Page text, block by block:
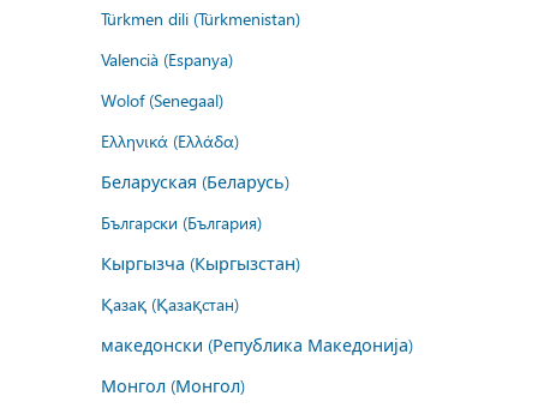
Türkmen dili (Türkmenistan)
Valencià (Espanya)
Wolof (Senegaal)
Ελληνικά (Ελλάδα)
Беларуская (Беларусь)
Български (България)
Кыргызча (Кыргызстан)
Қазақ (Қазақстан)
македонски (Република Македонија)
Монгол (Монгол)